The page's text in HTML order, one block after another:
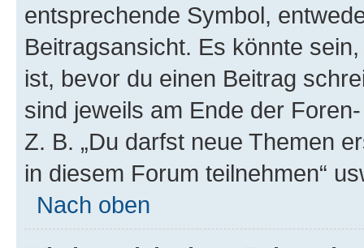
entsprechende Symbol,
Beitragsansicht. Es könnte
ist, bevor du einen Beitrag
sind jeweils am Ende der
Z. B. „Du darfst neue Themen
in diesem Forum teilnehmen“
Nach oben